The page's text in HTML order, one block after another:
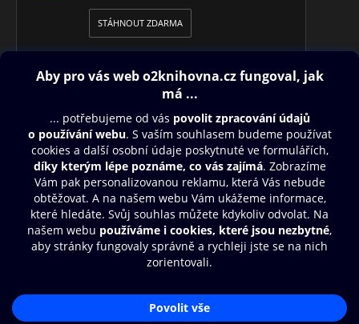
STÁHNOUT ZDARMA
Obsah ke stažení
Moje O2 Knihovna
Další zábava
© O2 Czech Republic a.s.
Přístupnost
Aplikace O2 Knihovna